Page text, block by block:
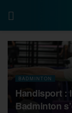
BADMINTON
Handisport :
Badminton